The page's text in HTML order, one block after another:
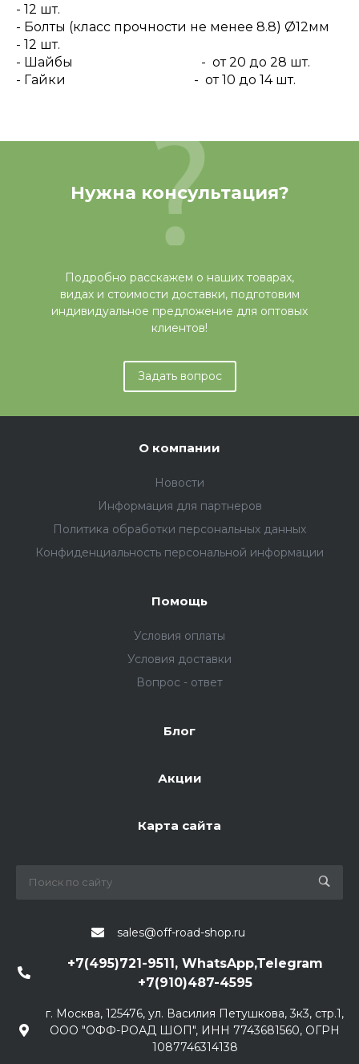
- 12 шт.
- Болты (класс прочности не менее 8.8) Ø12мм
- 12 шт.
- Шайбы - от 20 до 28 шт.
- Гайки - от 10 до 14 шт.
Нужна консультация?
Подробно расскажем о наших товарах,
видах и стоимости доставки, подготовим
индивидуальное предложение для оптовых
клиентов!
Задать вопрос
О компании
Новости
Информация для партнеров
Политика обработки персональных данных
Конфиденциальность персональной информации
Помощь
Условия оплаты
Условия доставки
Вопрос - ответ
Блог
Акции
Карта сайта
sales@off-road-shop.ru
+7(495)721-9511, WhatsApp,Telegram
+7(910)487-4595
г. Москва, 125476, ул. Василия Петушкова, 3к3, стр.1,
ООО "ОФФ-РОАД ШОП", ИНН 7743681560, ОГРН
1087746314138